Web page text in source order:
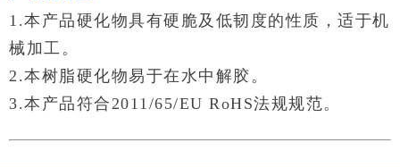
1.本产品硬化物具有硬脆及低韧度的性质，适于机
械加工。
2.本树脂硬化物易于在水中解胶。
3.本产品符合2011/65/EU RoHS法规规范。